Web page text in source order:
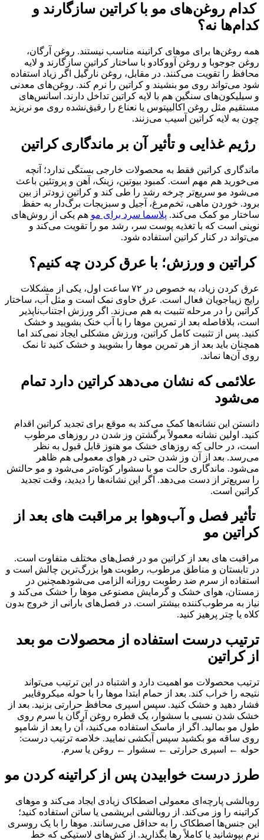
کدام روغن‌های مو با کراتین سازگارند و
کدام‌ها نه؟
همه روغن‌ها برای موهای کراتینه مناسب نیستند. روغن آرگان،
روغن جوجوبا و روغن آووکادو با ساختار کراتین سازگارند و لایه
محافظ را تقویت می‌کنند. در مقابل، روغن نارگیل اگر زیاد استفاده
شود می‌تواند روی مو بنشیند و کراتین را نرم کند. روغن‌های معدنی
و سیلیکون‌های سنگین هم با لایه کراتین تداخل دارند. اسانس‌های
مستقیم مثل روغن اکالیپتوس یا نعناع را رقیق‌نشده روی مو نریزید
چون به لایه کراتین آسیب می‌زنند.
رژیم غذایی و تأثیر آن بر ماندگاری کراتین
ماندگاری کراتین فقط به محصولات خارجی بستگی ندارد؛ آنچه
می‌خورید هم مهم است. کمبود بیوتین، زینک، آهن و پروتئین باعث
می‌شود مو سریع‌تر چرخه رشد را طی کند و کراتین زودتر از بین
برود. خوردن ماهی، تخم‌مرغ، آجیل و سبزیجات برگ‌دار به حفظ
ساختار مو کمک می‌کند. پلاسما سرد برای مو هم یکی از روش‌های
نوینی است که با تغذیه پوست سر، رشد مو را تقویت می‌کند و
می‌تواند در کنار کراتین استفاده شود.
کراتین و ورزش؛ با عرق کردن چه کنیم؟
عرق کردن زیاد، به خصوص در ۷۲ ساعت اول، یکی از مشکلات
رایج زیباجویان فعال است. عرق حاوی نمک است و مثل آب، ساختار
کراتین را در مرحله تثبیت به هم می‌زند. اگر ورزش اجتناب‌ناپذیر
است، بلافاصله بعد از تمرین موها را با آب خنک بشویید و خشک
کنید. پس از تثبیت کامل کراتین، ورزش مشکلی ایجاد نمی‌کند اما
همچنان باید بعد از هر تمرین موها را بشویید و خشک کنید تا نمک
روی آن‌ها نماند.
علائمی که نشان می‌دهد کراتین دارد تمام
می‌شود
دانستن این نشانه‌ها کمک می‌کند به موقع برای تجدید کراتین اقدام
کنید. اولین نشانه معمولاً برگشتن وز شدن در روزهای مرطوب
است، در حالی که روزهای خشک مو هنوز قابل قبول به نظر
می‌رسد. بعد از آن وز شدن حتی در هوای معمولی هم ظاهر
می‌شود. ماندگاری حالت مو با سشوار کوتاه‌تر می‌شود و مو حالتش
را سریع‌تر از دست می‌دهد. اگر این نشانه‌ها را دیدید، وقت تجدید
کراتین است.
تأثیر فصل و آب‌وهوا بر مراقبت های بعد از
کراتین مو
مراقبت های بعد از کراتین مو در فصل‌های مختلف متفاوت است.
در تابستان و مناطق مرطوب، رطوبت هوا بزرگ‌ترین چالش است و
استفاده از سرم ضد رطوبت روزانه الزامی می‌شودهمچنین در
زمستان، هوای خشک و گرمایش مصنوعی موها را خشک می‌کند و
نیاز به مرطوب‌کننده بیشتر است. در فصل‌های بارانی از خروج بدون
کلاه یا چتر پرهیز کنید.
ترتیب درست استفاده از محصولات مو بعد
از کراتین
ترتیب محصولات مو اهمیت دارد و اشتباه در این ترتیب می‌تواند
نتیجه را خراب کند. بعد از حمام ابتدا موها را با حوله میکروفایبر
فشار دهید و خشک کنید. سپس اسپری محافظ حرارتی بزنید. بعد از
خشک شدن نسبی با سشوار، یک قطره روغن آرگان یا سرم روی
طول مو بمالید. اگر از ماسک استفاده می‌کنید، آن را یعد از شامپو
روی ساقه مو بکشید سپس آبکشی نمایید. خلاصه ترتیب درست:
حوله ← اسپری حرارتی ← سشوار ← روغن یا سرم.
طرز درست خوابیدن پس از کراتینه کردن مو
روبالشی پارچه‌ای معمولی اصطکاک زیادی ایجاد می‌کند و موهای
کراتینه را وز می‌کند. از روبالشی ابریشمی یا ساتن استفاده کنید؛
این جنس‌ها اصطکاک را به حداقل می‌رسانند. موها را با یک روسری
نرم بپوشانید یا کاملاً رها بگذارید. از کش‌های لاستیکی که خط